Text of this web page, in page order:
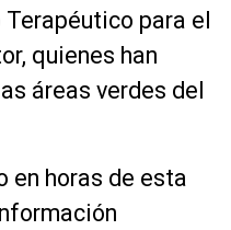
para el
quienes han
áreas verdes del
en horas de esta